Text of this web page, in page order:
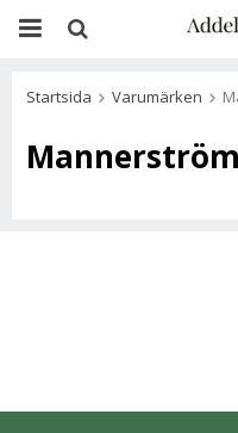
Startsida Varumärken
Mannerström